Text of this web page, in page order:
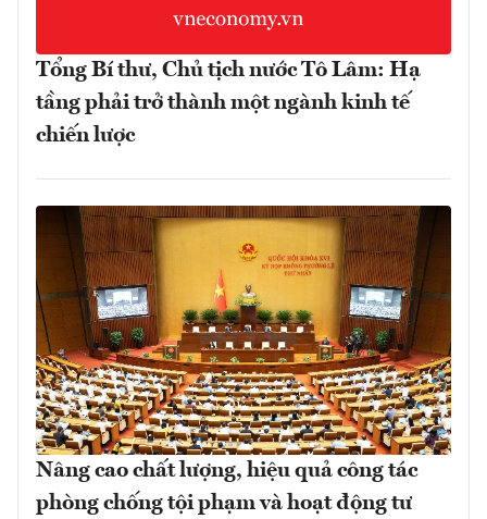
Tổng Bí thư, Chủ tịch nước Tô Lâm: Hạ
tầng phải trở thành một ngành kinh tế
chiến lược
Nâng cao chất lượng, hiệu quả công tác
phòng chống tội phạm và hoạt động tư